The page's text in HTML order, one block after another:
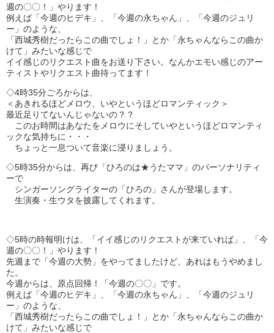
週の〇〇！」やります！
例えば「今週のヒデキ」、「今週の永ちゃん」、「今週のジュリ
ー」のような、
「西城秀樹だったらこの曲でしょ！」とか「永ちゃんならこの曲か
けて」みたいな感じで
イイ感じのリクエスト曲をお送り下さい。なんかエモい感じのアー
ティストやリクエスト曲待ってます！
◇4時35分ごろからは、
＜あきれるほどメロウ、いやというほどロマンティック＞
最近足りてないんじゃないの？？
このお時間はあなたをメロウにそしていやというほどロマンティ
ックな気持ちに・・・
ちょっと一息ついて音楽に浸りましょう。
◇5時35分からは、再び「ひろのは★うたママ」のパーソナリティ
ーで
シンガーソングライターの「ひろの」さんが登場します。
生演奏・生ウタを披露してくれます。
◇5時の時報明けは、「イイ感じのリクエストが来ていれば」、「今
週の〇〇！」やります！
先週まで「今週の大勢」をやってましたけど、あれはもうやめまし
た。
今週からは、原点回帰！「今週の〇〇」です。
例えば「今週のヒデキ」、「今週の永ちゃん」、「今週のジュリ
ー」のような、
「西城秀樹だったらこの曲でしょ！」とか「永ちゃんならこの曲か
けて」みたいな感じで